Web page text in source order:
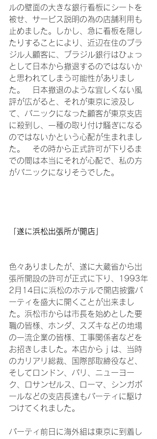
ルの壁面の大きな銀行看板にシートを
被せ、サービス説明の為の店舗利用も
止めました。しかし、急に看板を隠し
たりすることにより、近辺在住のブラ
ジル人顧客に、ブラジル銀行はひょっ
として日本から撤退するのではないか
と思われてしまう可能性がありまし
た。　日本撤退のような宜しくない風
評が広がると、それが東京に波及し
て、パニックになった顧客が東京支店
に殺到し、一種の取り付け騒ぎになる
のではないかという心配が生まれまし
た。　その時から正式許可が下りるま
での間は本当にそれが心配で、私の方
がパニックになりそうでした。
「遂に浜松出張所が開店」
色々ありましたが、遂に大蔵省から出
張所開設の許可が正式に下り、1993年
2月14日に浜松のホテルで開店披露パ
ーティを盛大に開くことが出来まし
た。浜松市からは市長を始めとした要
職の皆様、ホンダ、スズキなどの地場
の一流企業の皆様、工事関係者などを
お招きしました。本店からｊは、当時
のカリアリ総裁、国際部取締役など、
そしてロンドン、パリ、ニューヨー
ク、ロサンゼルス、ローマ、シンガポ
ールなどの支店長達もパーティに駆け
つけてくれました。
パーティ前日に海外組は東京に到着し